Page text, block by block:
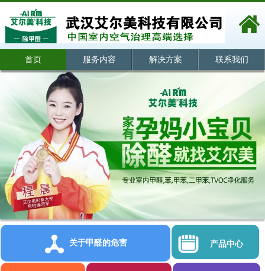
首页 服务内容 解决方案 联系我们
关于甲醛的危害 产品中心